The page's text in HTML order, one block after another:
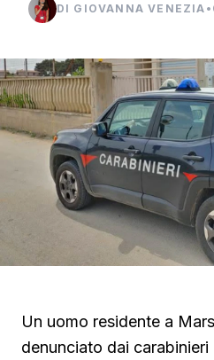
DI GIOVANNA VENEZIA •
Un uomo residente a
denunciato dai